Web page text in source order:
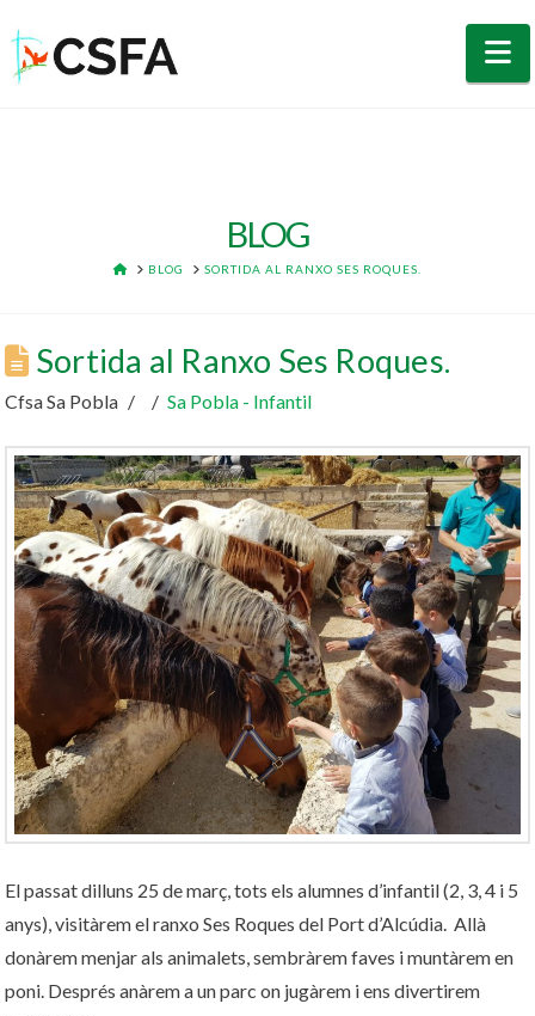
BLOG
HOME
BLOG SORTIDA AL RANXO SES ROQUES.
Sortida al Ranxo Ses Roques.
Cfsa Sa Pobla Sa Pobla - Infantil
El passat dilluns 25 de març, tots els alumnes d’infantil (2, 3, 4 i 5
anys), visitàrem el ranxo Ses Roques del Port d’Alcúdia. Allà
donàrem menjar als animalets, sembràrem faves i muntàrem en
poni. Després anàrem a un parc on jugàrem i ens divertirem